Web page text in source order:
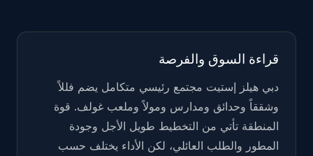
قراءة السوق والفرصة
دبي هيلز إستيت مجتمع رئيسي متكامل يضم فللاً
وشققاً وحدائق ومدارس ومولاً وملعب غولف. قوة
المنطقة تأتي من التخطيط طويل الأجل وجودة
المطور والطلب العائلي، لكن الأداء يختلف حسب